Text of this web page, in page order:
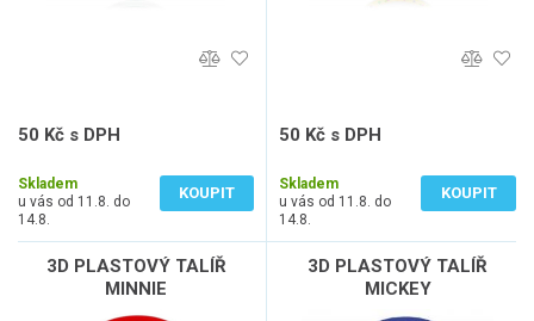
50 Kč s DPH
Skladem
u vás od 11.8. do
14.8.
KOUPIT
50 Kč s DPH
Skladem
u vás od 11.8. do
14.8.
KOUPIT
3D PLASTOVÝ TALÍŘ
MINNIE
3D PLASTOVÝ TALÍŘ
MICKEY